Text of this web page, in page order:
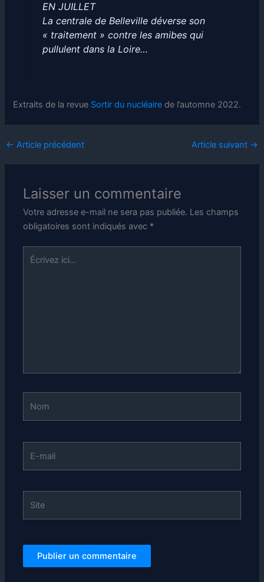
EN JUILLET
La centrale de Belleville déverse son
« traitement » contre les amibes qui
pullulent dans la Loire…
Extraits de la revue Sortir du nucléaire de l’automne 2022.
← Article précédent Article suivant →
Laisser un commentaire
Votre adresse e-mail ne sera pas publiée. Les champs
obligatoires sont indiqués avec *
Écrivez
mail